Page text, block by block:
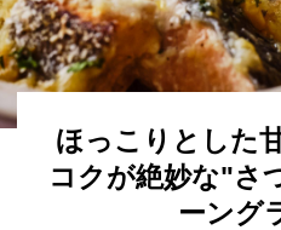
ほっこりとした
コクが絶妙な"さ
ーング